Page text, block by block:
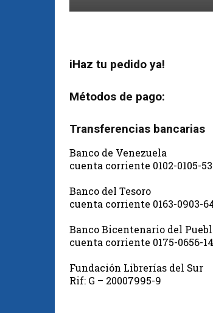
iHaz tu pedido ya!
Métodos de pago:
Transferencias bancarias
Banco de Venezuela
cuenta corriente 0102-0105-
Banco del Tesoro
cuenta corriente 0163-0903-
Banco Bicentenario del
cuenta corriente 0175-0656-
Fundación Librerías del Sur
Rif: G – 20007995-9